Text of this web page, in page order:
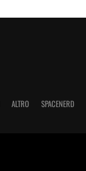
ALTRO SPACENERD